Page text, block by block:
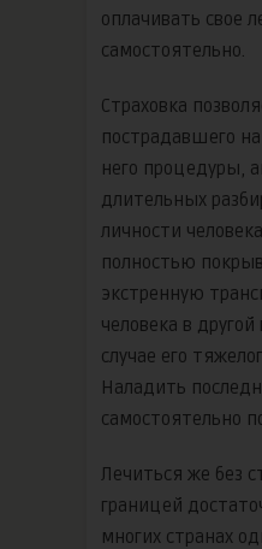
оплачивать свое
самостоятельно.
Страховка
пострадавшего
него процедуры,
длительных
личности
полностью
экстренную
человека в
случае его
Наладить
самостоятельно
Лечиться же без
границей
многих странах